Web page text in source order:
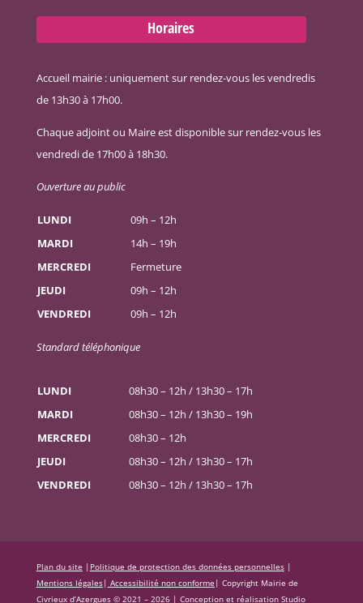
Horaires
Accueil mairie : uniquement sur rendez-vous les vendredis
de 13h30 à 17h00.
Chaque adjoint ou Maire est disponible sur rendez-vous les
vendredi de 17h00 à 18h30.
Ouverture au public
LUNDI
09h – 12h
MARDI
14h – 19h
MERCREDI
Fermeture
JEUDI
09h – 12h
VENDREDI
09h – 12h
Standard téléphonique
LUNDI
08h30 – 12h / 13h30 – 17h
MARDI
08h30 – 12h / 13h30 – 19h
MERCREDI
08h30 – 12h
JEUDI
08h30 – 12h / 13h30 – 17h
VENDREDI
08h30 – 12h / 13h30 – 17h
Plan du site | Politique de protection des données personnelles|
Mentions légales| Accessibilité non conforme | Copyright Mairie de
Civrieux d’Azergues © 2021 – 2026 | Conception et réalisation Studio